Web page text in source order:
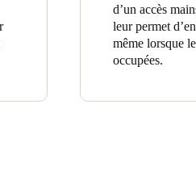
d’un accès
leur permet
même lorsque
occupées.